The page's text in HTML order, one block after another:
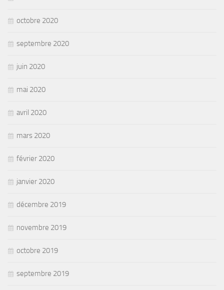
octobre 2020
septembre 2020
juin 2020
mai 2020
avril 2020
mars 2020
février 2020
janvier 2020
décembre 2019
novembre 2019
octobre 2019
septembre 2019